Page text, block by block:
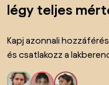
légy teljes
Kapj azonnali
és csatlakozz a